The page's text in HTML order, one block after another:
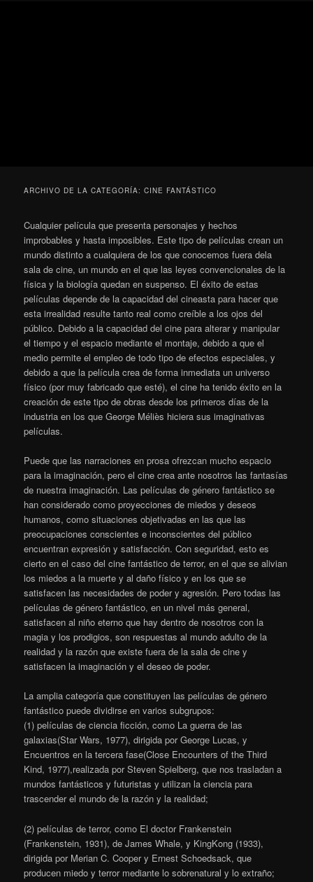
ARCHIVO DE LA CATEGORÍA:CINE FANTÁSTICO
Cualquier película que presenta personajes y hechos
improbables y hasta imposibles. Este tipo de películas crean un
mundo distinto a cualquiera de los que conocemos fuera dela
sala de cine, un mundo en el que las leyes convencionales de la
física y la biología quedan en suspenso. El éxito de estas
películas depende de la capacidad del cineasta para hacer que
esta irrealidad resulte tanto real como creíble a los ojos del
público. Debido a la capacidad del cine para alterar y manipular
el tiempo y el espacio mediante el montaje, debido a que el
medio permite el empleo de todo tipo de efectos especiales, y
debido a que la película crea de forma inmediata un universo
físico (por muy fabricado que esté), el cine ha tenido éxito en la
creación de este tipo de obras desde los primeros días de la
industria en los que George Méliès hiciera sus imaginativas
películas.
Puede que las narraciones en prosa ofrezcan mucho espacio
para la imaginación, pero el cine crea ante nosotros las fantasías
de nuestra imaginación. Las películas de género fantástico se
han considerado como proyecciones de miedos y deseos
humanos, como situaciones objetivadas en las que las
preocupaciones conscientes e inconscientes del público
encuentran expresión y satisfacción. Con seguridad, esto es
cierto en el caso del cine fantástico de terror, en el que se alivian
los miedos a la muerte y al daño físico y en los que se
satisfacen las necesidades de poder y agresión. Pero todas las
películas de género fantástico, en un nivel más general,
satisfacen al niño eterno que hay dentro de nosotros con la
magia y los prodigios, son respuestas al mundo adulto de la
realidad y la razón que existe fuera de la sala de cine y
satisfacen la imaginación y el deseo de poder.
La amplia categoría que constituyen las películas de género
fantástico puede dividirse en varios subgrupos:
(1) películas de ciencia ficción, como La guerra de las
galaxias(Star Wars, 1977), dirigida por George Lucas, y
Encuentros en la tercera fase(Close Encounters of the Third
Kind, 1977),realizada por Steven Spielberg, que nos trasladan a
mundos fantásticos y futuristas y utilizan la ciencia para
trascender el mundo de la razón y la realidad;
(2) películas de terror, como El doctor Frankenstein
(Frankenstein, 1931), de James Whale, y KingKong (1933),
dirigida por Merian C. Cooper y Ernest Schoedsack, que
producen miedo y terror mediante lo sobrenatural y lo extraño;